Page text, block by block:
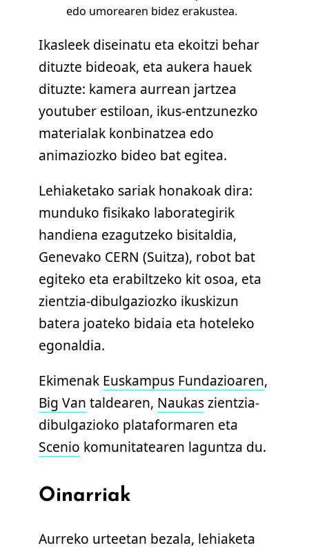
edo umorearen bidez erakustea.
Ikasleek diseinatu eta ekoitzi behar
dituzte bideoak, eta aukera hauek
dituzte: kamera aurrean jartzea
youtuber estiloan, ikus-entzunezko
materialak konbinatzea edo
animaziozko bideo bat egitea.
Lehiaketako sariak honakoak dira:
munduko fisikako laborategirik
handiena ezagutzeko bisitaldia,
Genevako CERN (Suitza), robot bat
egiteko eta erabiltzeko kit osoa, eta
zientzia-dibulgaziozko ikuskizun
batera joateko bidaia eta hoteleko
egonaldia.
Ekimenak Euskampus Fundazioaren,
Big Van taldearen, Naukaszientzia-
dibulgazioko plataformaren eta
Scenio komunitatearen laguntza du.
Oinarriak
Aurreko urteetan bezala, lehiaketa